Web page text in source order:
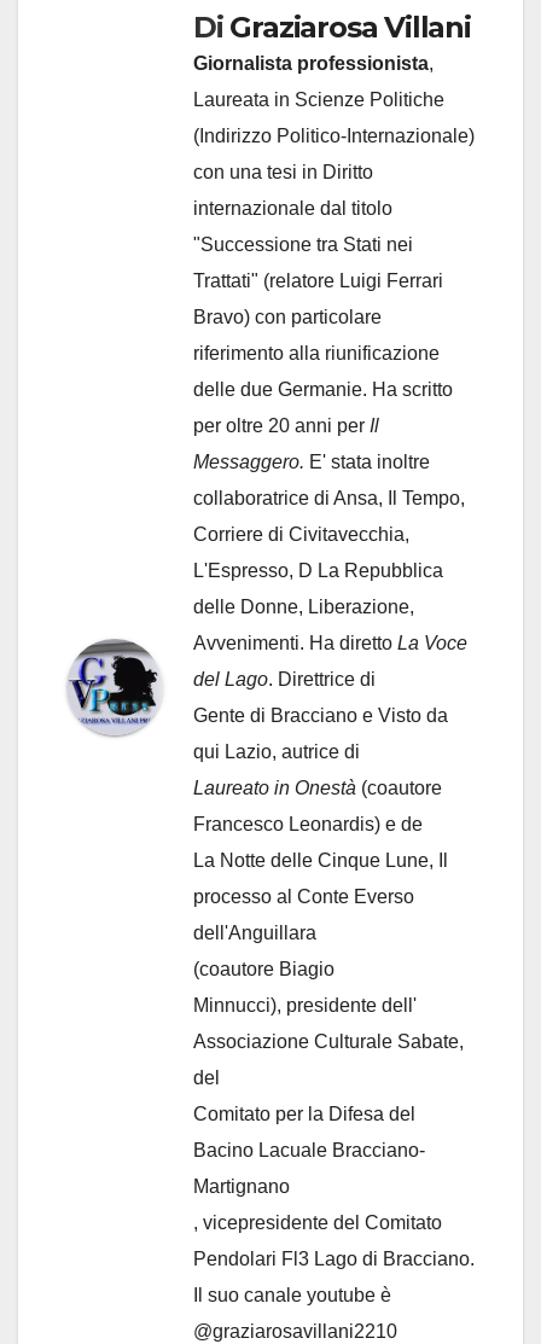
Di Graziarosa Villani
Giornalista professionista,
Laureata in Scienze Politiche
(Indirizzo Politico-Internazionale)
con una tesi in Diritto
internazionale dal titolo
"Successione tra Stati nei
Trattati" (relatore Luigi Ferrari
Bravo) con particolare
riferimento alla riunificazione
delle due Germanie. Ha scritto
per oltre 20 anni per Il
Messaggero. E' stata inoltre
collaboratrice di Ansa, Il Tempo,
Corriere di Civitavecchia,
L'Espresso, D La Repubblica
delle Donne, Liberazione,
Avvenimenti. Ha diretto La Voce
del Lago. Direttrice di
Gente di Bracciano e Visto da
qui Lazio, autrice di
Laureato in Onestà (coautore
Francesco Leonardis) e de
La Notte delle Cinque Lune, Il
processo al Conte Everso
dell'Anguillara
(coautore Biagio
Minnucci), presidente dell'
Associazione Culturale Sabate,
del
Comitato per la Difesa del
Bacino Lacuale Bracciano-
Martignano
, vicepresidente del Comitato
Pendolari Fl3 Lago di Bracciano.
Il suo canale youtube è
@graziarosavillani2210